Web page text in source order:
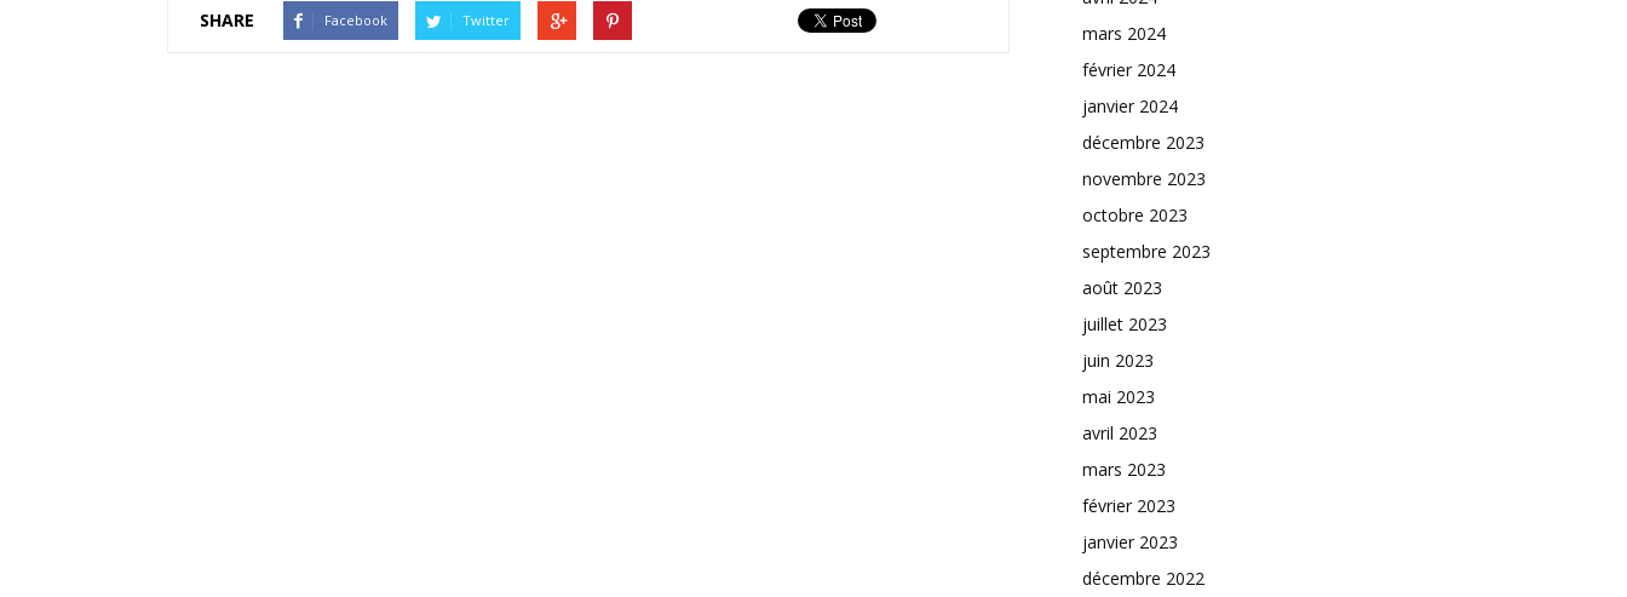
SHARE Facebook Twitter
mars 2024
février 2024
janvier 2024
décembre 2023
novembre 2023
octobre 2023
septembre 2023
août 2023
juillet 2023
juin 2023
mai 2023
avril 2023
mars 2023
février 2023
janvier 2023
décembre 2022